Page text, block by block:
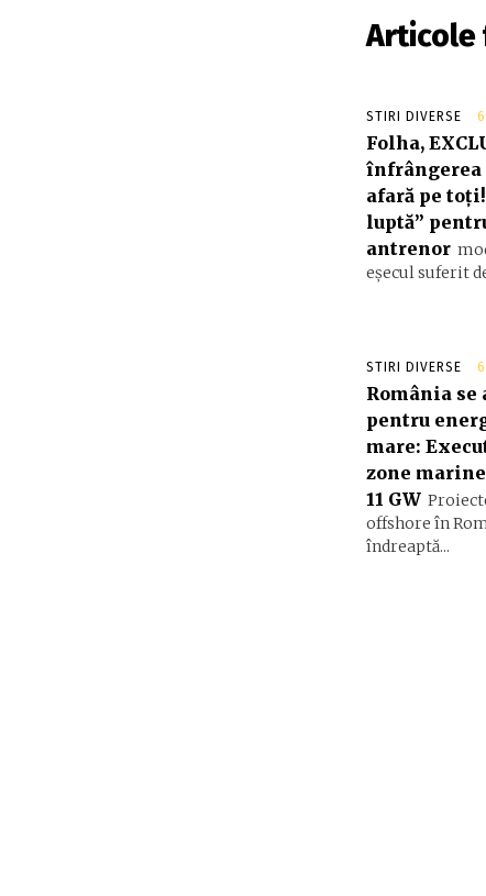
Articole
STIRI DIVERSE
Folha,
înfrângerea
afară pe
luptă”
antrenor
eșecul suferit
STIRI DIVERSE
România
pentru
mare:
zone
11 GW
offshore în
îndreaptă...